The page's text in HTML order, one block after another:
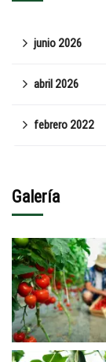
junio 2026
abril 2026
febrero 2022
Galería